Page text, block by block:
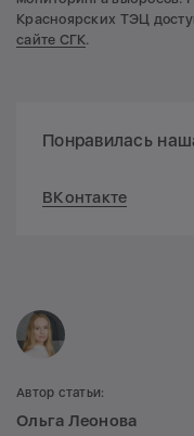
Красноярских ТЭЦ
сайте СГК.
Понравилась
ВКонтакте
Автор статьи:
Ольга Леонова